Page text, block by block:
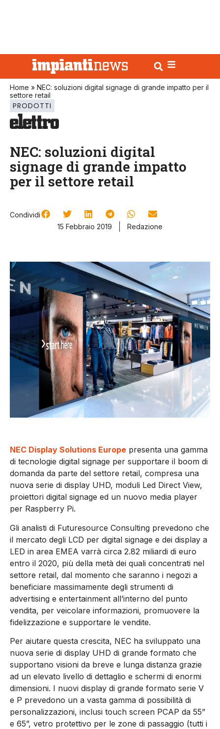
Home » NEC: soluzioni digital signage di grande impatto per il
settore retail
PRODOTTI
NEC: soluzioni digital
signage di grande impatto
per il settore retail
Condividi
15 Febbraio 2019
Redazione
NEC Display Solutions Europe presenta una gamma
di tecnologie digital signage per supportare il boom di
domanda da parte del settore retail, compresa una
nuova serie di display UHD, moduli Led Direct View,
proiettori digital signage ed un nuovo media player
per Raspberry Pi.
Gli analisti di Futuresource Consulting prevedono che
il mercato degli LCD per digital signage e dei display a
LED in area EMEA varrà circa 2.82 miliardi di euro
entro il 2020, più della metà dei quali concentrati nel
settore retail, dal momento che saranno i negozi a
beneficiare massimamente degli strumenti di
advertising e entertainment all’interno del punto
vendita, per veicolare informazioni, promuovere la
fidelizzazione e supportare le vendite.
Per aiutare questa crescita, NEC ha sviluppato una
nuova serie di display UHD di grande formato che
supportano visioni da breve e lunga distanza grazie
ad un elevato livello di dettaglio e schermi di enormi
dimensioni. I nuovi display di grande formato serie V
e P prevedono un a vasta gamma di possibilità di
personalizzazioni, inclusi touch screen PCAP da 55”
e 65”, vetro protettivo per le zone di passaggio (tutti i